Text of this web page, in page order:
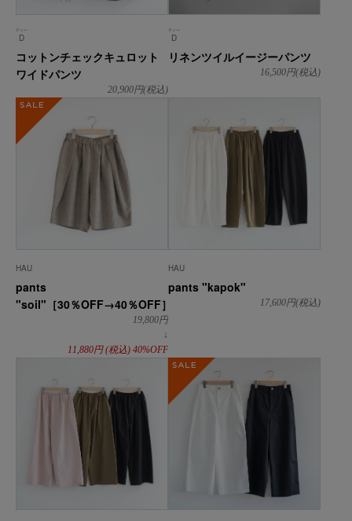
D
ディー
コットンチェックキュロット
ワイドパンツ
20,900円(税込)
D
ディー
リネンツイルイージーパンツ
16,500円(税込)
HAU
pants
"soil"［30％OFF→40％OFF］
19,800円
↓
11,880円(税込) 40%OFF
HAU
pants "kapok"
17,600円(税込)